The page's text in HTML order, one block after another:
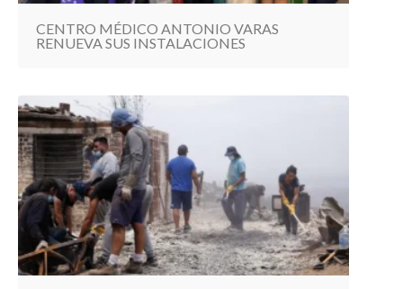
CENTRO MÉDICO ANTONIO VARAS
RENUEVA SUS INSTALACIONES